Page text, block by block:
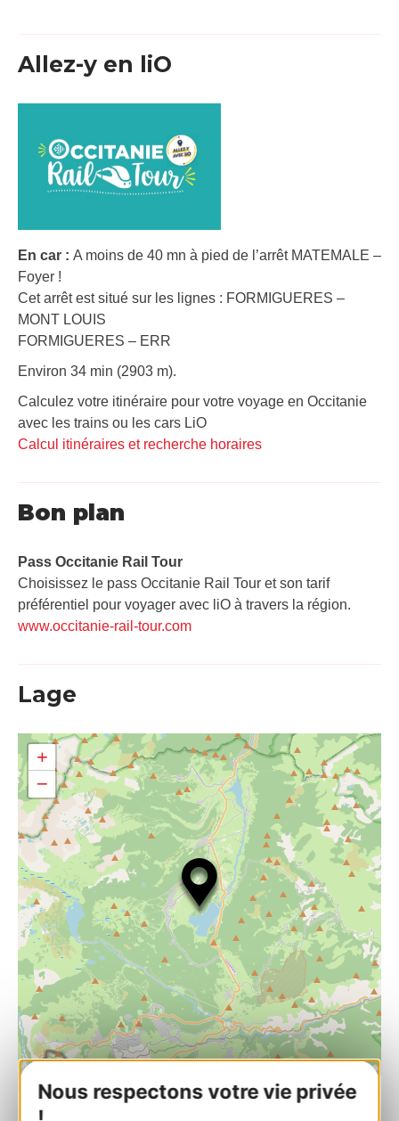
Nous respectons votre vie privée
Allez-y en liO
En car : A moins de 40 mn à pied de l’arrêt MATEMALE –
Foyer !
Cet arrêt est situé sur les lignes : FORMIGUERES –
MONT LOUIS
FORMIGUERES – ERR
Environ 34 min (2903 m).
Calculez votre itinéraire pour votre voyage en Occitanie
avec les trains ou les cars LiO
Calcul itinéraires et recherche horaires
Bon plan
Pass Occitanie Rail Tour​
Choisissez le pass Occitanie Rail Tour et son tarif
préférentiel pour voyager avec liO à travers la région.
www.occitanie-rail-tour.com
Lage
+
−
| Map data © OpenStreetMap contributors